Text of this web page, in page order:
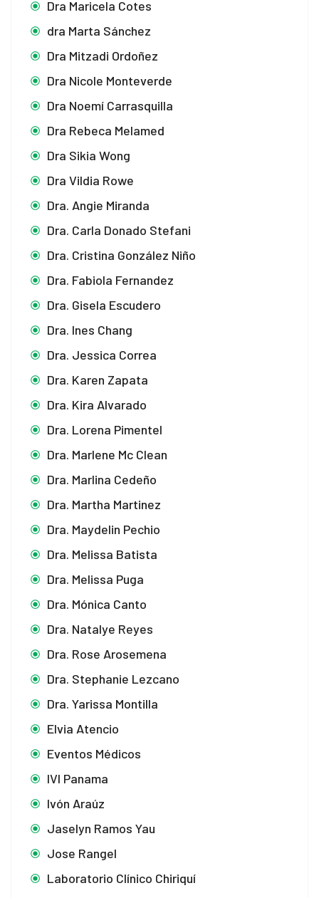
Dra Maricela Cotes
dra Marta Sánchez
Dra Mitzadi Ordoñez
Dra Nicole Monteverde
Dra Noemí Carrasquilla
Dra Rebeca Melamed
Dra Sikia Wong
Dra Vildia Rowe
Dra. Angie Miranda
Dra. Carla Donado Stefani
Dra. Cristina González Niño
Dra. Fabiola Fernandez
Dra. Gisela Escudero
Dra. Ines Chang
Dra. Jessica Correa
Dra. Karen Zapata
Dra. Kira Alvarado
Dra. Lorena Pimentel
Dra. Marlene Mc Clean
Dra. Marlina Cedeño
Dra. Martha Martinez
Dra. Maydelin Pechio
Dra. Melissa Batista
Dra. Melissa Puga
Dra. Mónica Canto
Dra. Natalye Reyes
Dra. Rose Arosemena
Dra. Stephanie Lezcano
Dra. Yarissa Montilla
Elvia Atencio
Eventos Médicos
IVI Panama
Ivón Araúz
Jaselyn Ramos Yau
Jose Rangel
Laboratorio Clínico Chiriquí